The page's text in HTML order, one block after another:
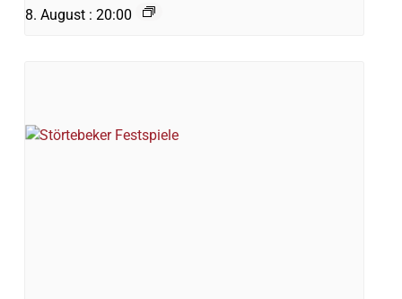
8. August : 20:00